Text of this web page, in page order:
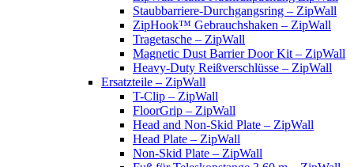
Staubbarriere-Durchgangsring – ZipWall
ZipHook™ Gebrauchshaken – ZipWall
Tragetasche – ZipWall
Magnetic Dust Barrier Door Kit – ZipWall
Heavy-Duty Reißverschlüsse – ZipWall
Ersatzteile – ZipWall
T-Clip – ZipWall
FloorGrip – ZipWall
Head and Non-Skid Plate – ZipWall
Head Plate – ZipWall
Non-Skid Plate – ZipWall